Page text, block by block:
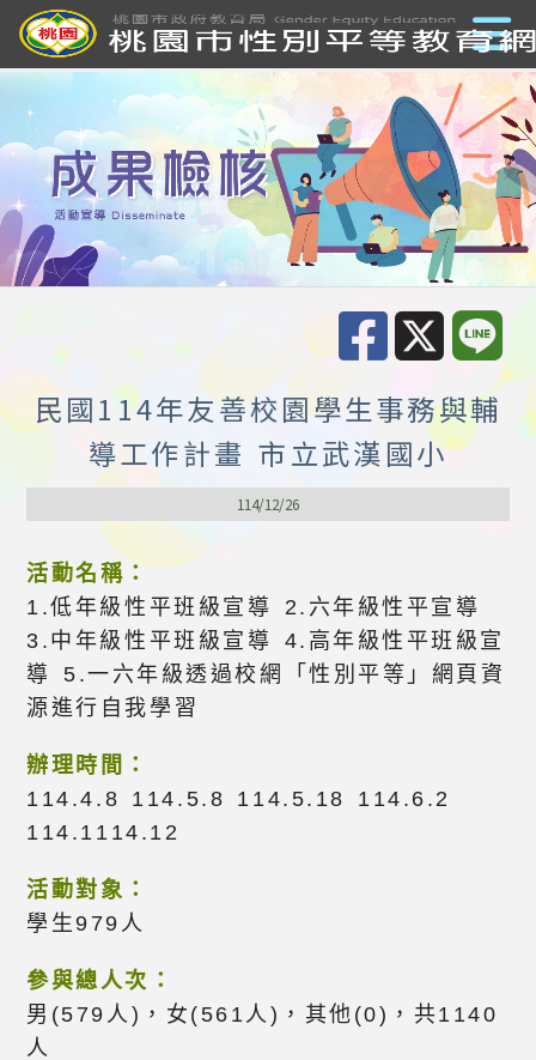
民國114年友善校園學生事務與輔
導工作計畫 市立武漢國小
114/12/26
活動名稱：
1.低年級性平班級宣導 2.六年級性平宣導
3.中年級性平班級宣導 4.高年級性平班級宣
導 5.一六年級透過校網「性別平等」網頁資
源進行自我學習
辦理時間：
114.4.8 114.5.8 114.5.18 114.6.2
114.1114.12
活動對象：
學生979人
參與總人次：
男(579人)，女(561人)，其他(0)，共1140
人